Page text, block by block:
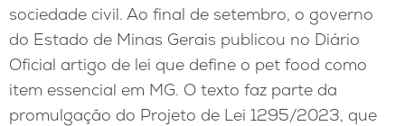
sociedade civil. Ao final de setembro, o governo
do Estado de Minas Gerais publicou no Diário
Oficial artigo de lei que define o pet food como
item essencial em MG. O texto faz parte da
promulgação do Projeto de Lei 1295/2023, que